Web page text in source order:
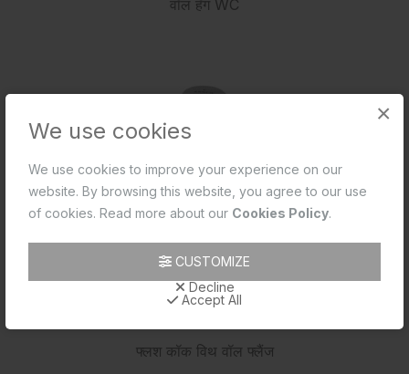
×
We use cookies
We use cookies to improve your experience on our
website. By browsing this website, you agree to our use
of cookies. Read more about our Cookies Policy.
CUSTOMIZE
Decline
Accept All
वॉल हँग WC
फ्लश कॉक विथ वॉल फ्लैंज